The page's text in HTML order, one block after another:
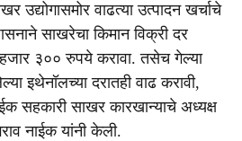
उद्योगासमोर वाढत्या उत्पादन खर्चाचे
साखरेचा किमान विक्री दर
३०० रुपये करावा. तसेच गेल्या
इथेनॉलच्या दरातही वाढ करावी,
सहकारी साखर कारखान्याचे अध्यक्ष
नाईक यांनी केली.